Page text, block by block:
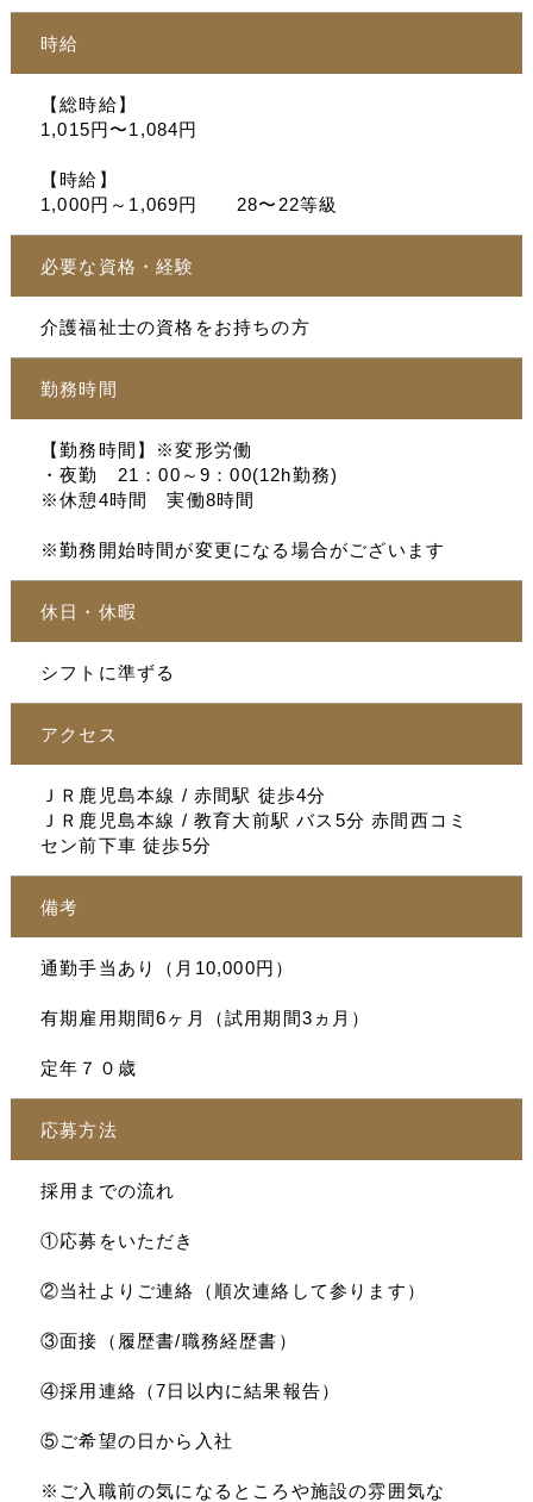
時給
【総時給】
1,015円〜1,084円
【時給】
1,000円～1,069円 28〜22等級
必要な資格・経験
介護福祉士の資格をお持ちの方
勤務時間
【勤務時間】※変形労働
・夜勤 21：00～9：00(12h勤務)
※休憩4時間 実働8時間
※勤務開始時間が変更になる場合がございます
休日・休暇
シフトに準ずる
アクセス
ＪＲ鹿児島本線 / 赤間駅 徒歩4分
ＪＲ鹿児島本線 / 教育大前駅 バス5分 赤間西コミ
セン前下車 徒歩5分
備考
通勤手当あり（月10,000円）
有期雇用期間6ヶ月（試用期間3ヵ月）
定年７０歳
応募方法
採用までの流れ
①応募をいただき
②当社よりご連絡（順次連絡して参ります）
③面接（履歴書/職務経歴書）
④採用連絡（7日以内に結果報告）
⑤ご希望の日から入社
※ご入職前の気になるところや施設の雰囲気な